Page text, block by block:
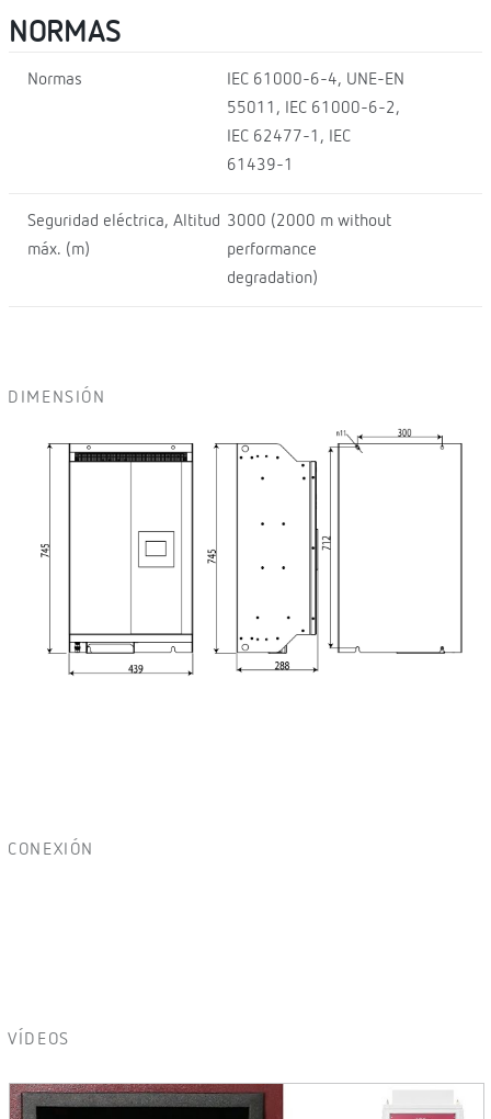
NORMAS
Normas
IEC 61000-6-4, UNE-EN
55011, IEC 61000-6-2,
IEC 62477-1, IEC
61439-1
Seguridad eléctrica, Altitud
máx. (m)
3000 (2000 m without
performance
degradation)
DIMENSIÓN
CONEXIÓN